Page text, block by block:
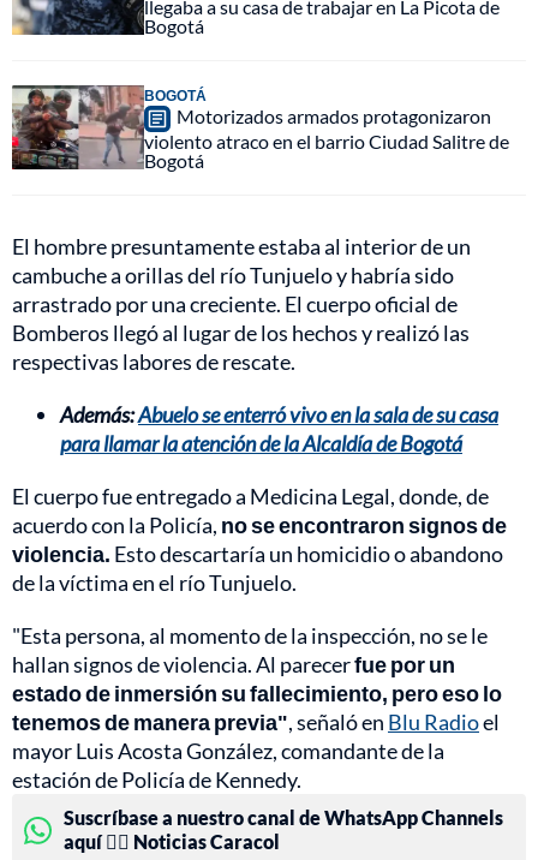
llegaba a su casa de trabajar en La Picota de
Bogotá
BOGOTÁ
Motorizados armados protagonizaron
violento atraco en el barrio Ciudad Salitre de
Bogotá
El hombre presuntamente estaba al interior de un
cambuche a orillas del río Tunjuelo y habría sido
arrastrado por una creciente. El cuerpo oficial de
Bomberos llegó al lugar de los hechos y realizó las
respectivas labores de rescate.
Además:Abuelo se enterró vivo en la sala de su casa
para llamar la atención de la Alcaldía de Bogotá
El cuerpo fue entregado a Medicina Legal, donde, de
acuerdo con la Policía, no se encontraron signos de
violencia. Esto descartaría un homicidio o abandono
de la víctima en el río Tunjuelo.
"Esta persona, al momento de la inspección, no se le
hallan signos de violencia. Al parecerfue por un
estado de inmersión su fallecimiento, pero eso lo
tenemos de manera previa", señaló en Blu Radioel
mayor Luis Acosta González, comandante de la
estación de Policía de Kennedy.
Suscríbase a nuestro canal de WhatsApp Channels
aquí 👉🏻 Noticias Caracol